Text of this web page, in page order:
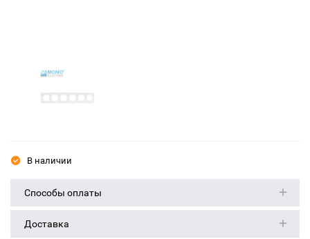
В наличии
Способы оплаты
Доставка